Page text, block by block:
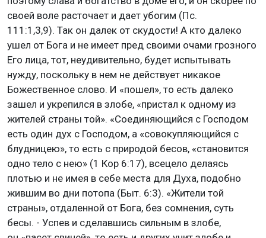
своей воле расточает и дает убогим (Пс.
111:1,3,9). Так он далек от скудости! А кто далеко
ушел от Бога и не имеет пред своими очами грозного
Его лица, тот, неудивительно, будет испытывать
нужду, поскольку в нем не действует никакое
Божественное слово. И «пошел», то есть далеко
зашел и укрепился в злобе, «пристал к одному из
жителей страны той». «Соединяющийся с Господом
есть один дух с Господом, а «совокупляющийся с
блудницею», то есть с природой бесов, «становится
одно тело с нею» (1 Кор 6:17), всецело делаясь
плотью и не имея в себе места для Духа, подобно
жившим во дни потопа (Быт. 6:3). «Жители той
страны», отдаленной от Бога, без сомнения, суть
бесы. - Успев и сделавшись сильным в злобе,